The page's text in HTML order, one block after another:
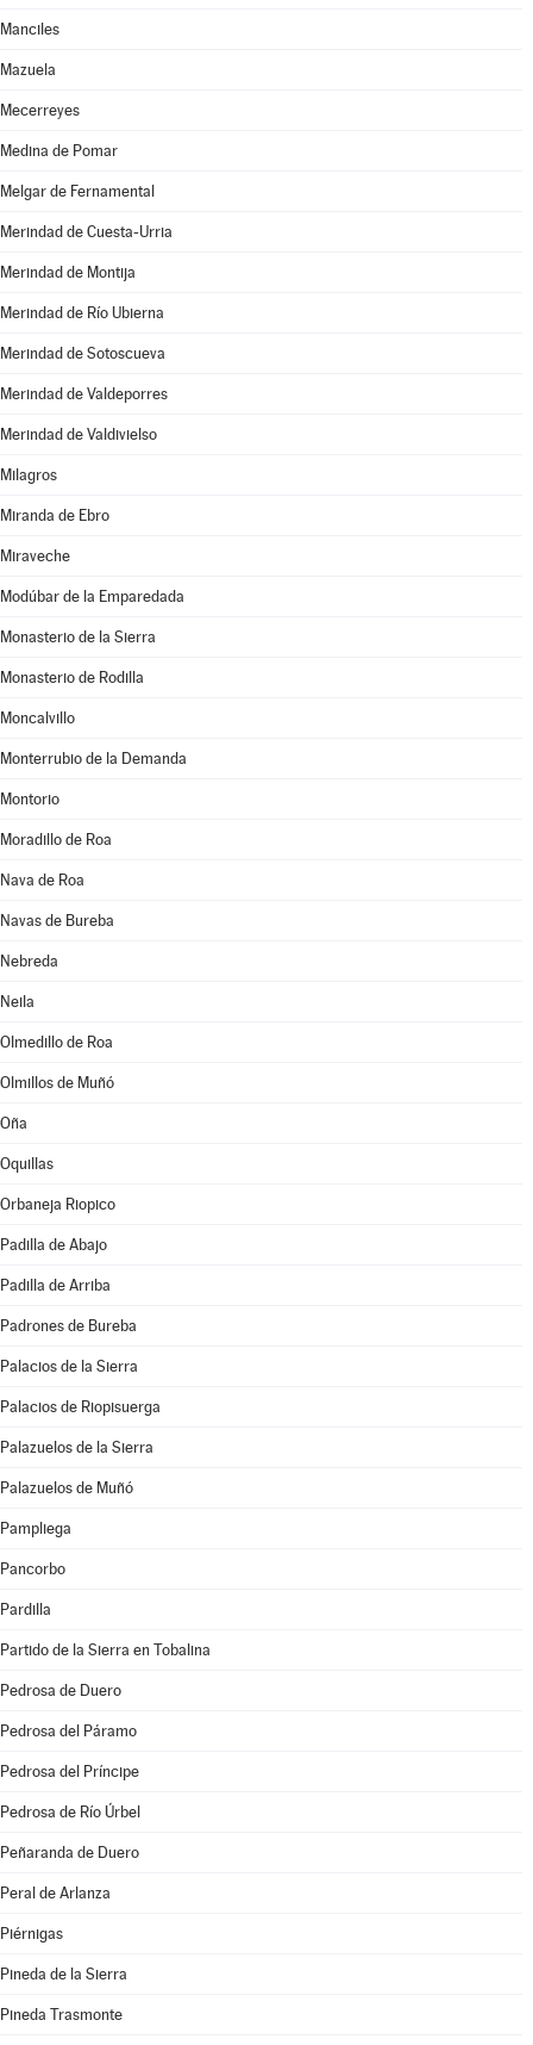
Manciles
Mazuela
Mecerreyes
Medina de Pomar
Melgar de Fernamental
Merindad de Cuesta-Urria
Merindad de Montija
Merindad de Río Ubierna
Merindad de Sotoscueva
Merindad de Valdeporres
Merindad de Valdivielso
Milagros
Miranda de Ebro
Miraveche
Modúbar de la Emparedada
Monasterio de la Sierra
Monasterio de Rodilla
Moncalvillo
Monterrubio de la Demanda
Montorio
Moradillo de Roa
Nava de Roa
Navas de Bureba
Nebreda
Neila
Olmedillo de Roa
Olmillos de Muñó
Oña
Oquillas
Orbaneja Riopico
Padilla de Abajo
Padilla de Arriba
Padrones de Bureba
Palacios de la Sierra
Palacios de Riopisuerga
Palazuelos de la Sierra
Palazuelos de Muñó
Pampliega
Pancorbo
Pardilla
Partido de la Sierra en Tobalina
Pedrosa de Duero
Pedrosa del Páramo
Pedrosa del Príncipe
Pedrosa de Río Úrbel
Peñaranda de Duero
Peral de Arlanza
Piérnigas
Pineda de la Sierra
Pineda Trasmonte